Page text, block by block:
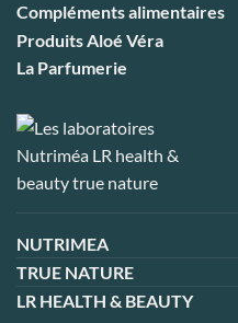
Compléments alimentaires
Produits Aloé Véra
La Parfumerie
NUTRIMEA
TRUE NATURE
LR HEALTH & BEAUTY